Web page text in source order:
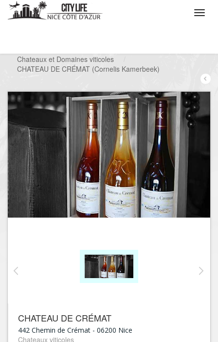
Chateaux et Domaines viticoles
CHATEAU DE CRÉMAT (Cornelis Kamerbeek)
CHATEAU DE CRÉMAT
442 Chemin de Crémat - 06200 Nice
Chateaux viticoles